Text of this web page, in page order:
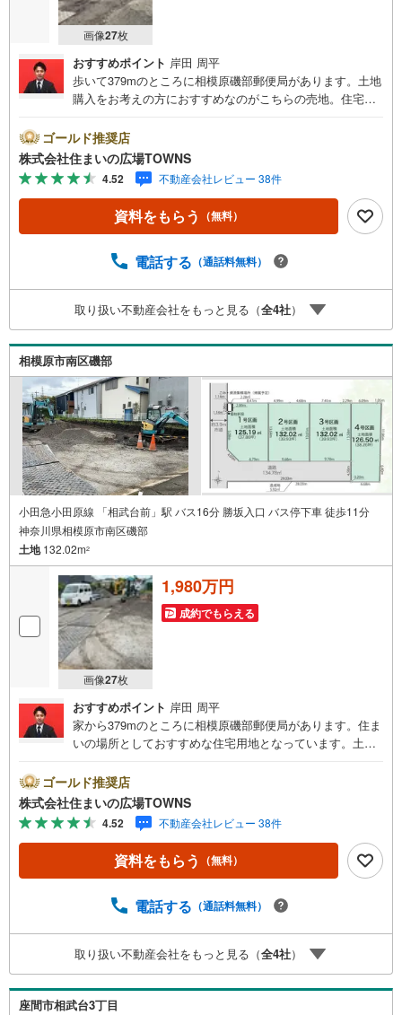
画像27枚
おすすめポイント 岸田 周平
歩いて379mのところに相模原磯部郵便局があります。土地
購入をお考えの方におすすめなのがこちらの売地。住宅用
す。仮に将来その土地を売ることになった時に、大きな価
格の変動が起こりにくいのも第一種低層住居専用地域のメ
リットです。【年中無休/9:00～21:00】人気物件は特にお
問い合わせが集中するため、お早めにお電話下さい。「室
内・現地を見学する」ボタンよりご予約頂くとご見学がス
ムーズです。■その他、各種ご相談も承っております。○住
いの広場TOWNSからお客様へ経験豊富なスタッフが親身に
様掲載物件も併せてご紹介可能ですのでお気軽にお問い合
わせ下さい♪駐車場もございますので、お車でのお越しも
大歓迎です！
ゴールド推奨店
株式会社住まいの広場TOWNS
4.52 不動産会社レビュー 38件
資料をもらう （無料）
電話する （通話料無料）
取り扱い不動産会社をもっと見る（全4社）
相模原市南区磯部
小田急小田原線 「相武台前」駅 バス16分 勝坂入口 バス停下車 徒歩11分
神奈川県相模原市南区磯部
土地132.02m2
画像27枚
1,980万円
成約でもらえる
おすすめポイント 岸田 周平
家から379mのところに相模原磯部郵便局があります。住ま
いの場所としておすすめな住宅用地となっています。土地
ちゃすることがない第一種低層住居専用地域なので、静か
に快適に過ごすことができます。環境の良いエリアにある
売地です。【年中無休/9:00～21:00】人気物件は特にお問
い合わせが集中するため、お早めにお電話下さい。「室
内・現地を見学する」ボタンよりご予約頂くとご見学がス
ムーズです。■その他、各種ご相談も承っております。○住
いの広場TOWNSからお客様へ経験豊富なスタッフが親身に
様掲載物件も併せてご紹介可能ですのでお気軽にお問い合
わせ下さい♪駐車場もございますので、お車でのお越しも
大歓迎です！
ゴールド推奨店
株式会社住まいの広場TOWNS
4.52 不動産会社レビュー 38件
資料をもらう （無料）
電話する （通話料無料）
取り扱い不動産会社をもっと見る（全4社）
座間市相武台3丁目